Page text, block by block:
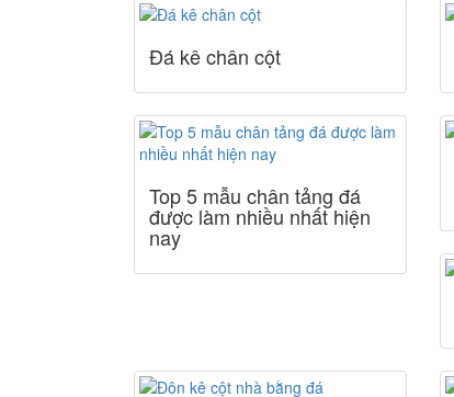
Đá kê chân cột
Top 5 mẫu chân tảng đá
được làm nhiều nhất hiện
nay